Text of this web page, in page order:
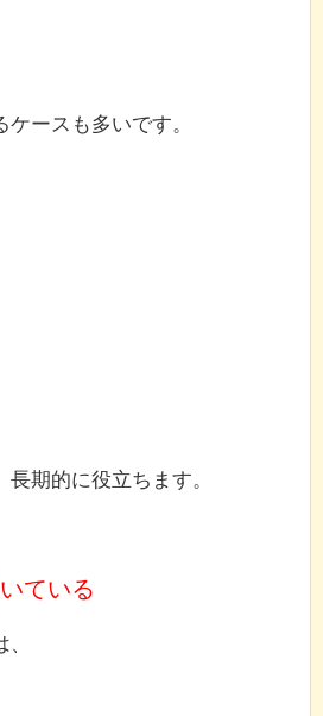
ースも多いです。
期的に役立ちます。
ている